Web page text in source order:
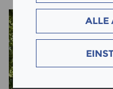
ALLE